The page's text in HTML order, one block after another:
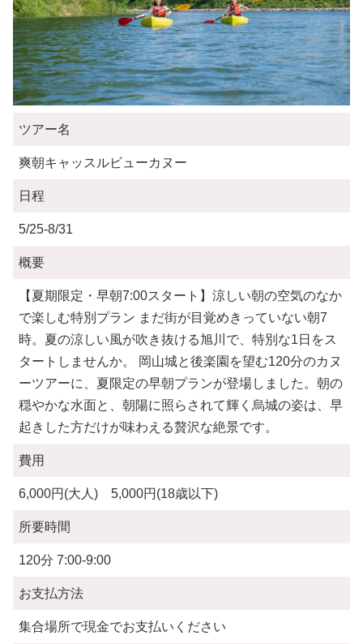
ツアー名
爽朝キャッスルビューカヌー
日程
5/25-8/31
概要
【夏期限定・早朝7:00スタート】涼しい朝の空気のなか
で楽しむ特別プラン まだ街が目覚めきっていない朝7
時。夏の涼しい風が吹き抜ける旭川で、特別な1日をス
タートしませんか。 岡山城と後楽園を望む120分のカヌ
ーツアーに、夏限定の早朝プランが登場しました。朝の
穏やかな水面と、朝陽に照らされて輝く烏城の姿は、早
起きした方だけが味わえる贅沢な絶景です。
費用
6,000円(大人) 5,000円(18歳以下)
所要時間
120分 7:00-9:00
お支払方法
集合場所で現金でお支払いください